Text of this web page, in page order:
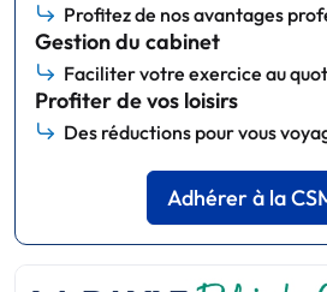
Profitez de nos avantages
Gestion du cabinet
Faciliter votre exercice au
Profiter de vos loisirs
Des réductions pour vous
Adhérer à la